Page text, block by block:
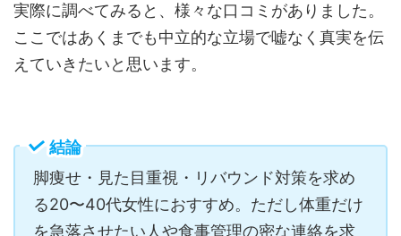
実際に調べてみると、様々な口コミがありました。
ここではあくまでも中立的な立場で嘘なく真実を伝
えていきたいと思います。
結論
脚痩せ・見た目重視・リバウンド対策を求め
る20〜40代女性におすすめ。ただし体重だけ
を急落させたい人や食事管理の密な連絡を求